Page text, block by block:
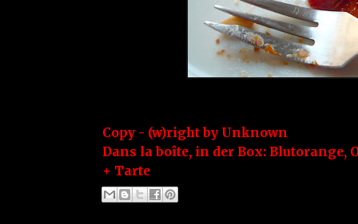
Copy - (w)right by Unknown
Dans la boîte, in der Box: Blutorange,
+ Tarte